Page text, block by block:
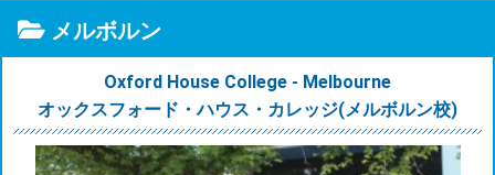
メルボルン
Oxford House College - Melbourne
オックスフォード・ハウス・カレッジ(メルボルン校)